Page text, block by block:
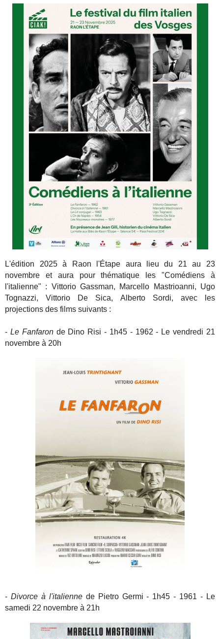
L'édition 2025 à Raon l'Étape aura lieu du 21 au 23
novembre et aura pour thématique les "Comédiens à
l'italienne" : Vittorio Gassman, Marcello Mastrioanni, Ugo
Tognazzi, Vittorio De Sica, Alberto Sordi, avec les
projections des films suivants :
- Le Fanfaronde Dino Risi - 1h45 - 1962 - Le vendredi 21
novembre à 20h
-Divorce à l'italiennede Pietro Germi - 1h45 - 1961 - Le
samedi 22 novembre à 21h